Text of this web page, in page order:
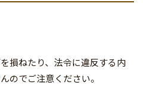
損ねたり、法令に違反する内
のでご注意ください。